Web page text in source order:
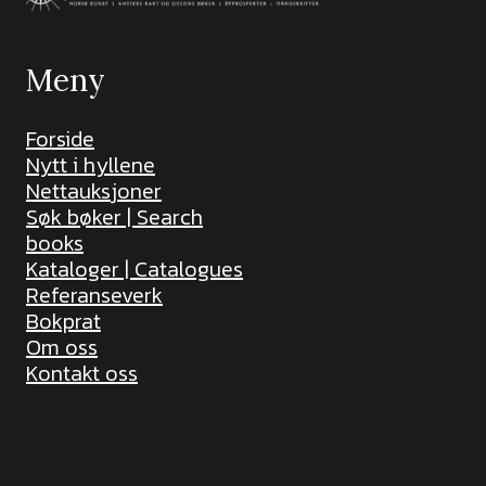
Meny
Forside
Nytt i hyllene
Nettauksjoner
Søk bøker | Search
books
Kataloger | Catalogues
Referanseverk
Bokprat
Om oss
Kontakt oss